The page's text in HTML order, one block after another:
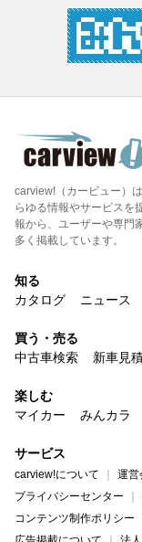
carview!（カービュー）
らゆる情報やサービスを
報から、ユーザーや専門
多く掲載しています。
知る
カタログ
ニュース
買う・売る
中古車検索
新車見
楽しむ
マイカー
みんカラ
サービス
carview!について 運営
プライバシーセンター
コンテンツ制作ポリシー